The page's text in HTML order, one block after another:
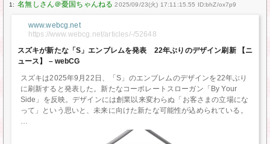
1: 2025/09/23(火) 17:11:15.55 ID:bhZ/ox7p9
www.webcg.net
https://www.webcg.net/articles/-/52648
スズキが新たな「S」エンブレムを発表 22年ぶりのデザイン刷新 【ニ
ュース】 – webCG
スズキは2025年9月22日、「S」のエンブレムのデザインを22年ぶり
に刷新すると発表した。新たなコーポレートスローガン「By Your
Side」を反映。デザインには創業以来変わらぬ「お客さまの立場にな
って」という思いと、未来に向けた新たな可能性が込められている。